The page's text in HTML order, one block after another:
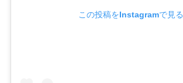
この投稿をInstagramで見る